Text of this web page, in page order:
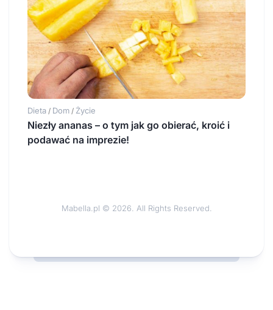
Dieta / Dom / Życie
Niezły ananas – o tym jak go obierać, kroić i
podawać na imprezie!
Mabella.pl © 2026. All Rights Reserved.